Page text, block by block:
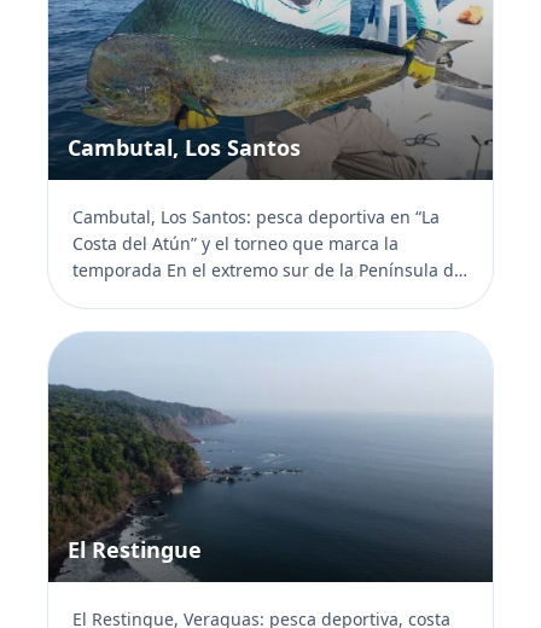
Cambutal, Los Santos
Cambutal, Los Santos: pesca deportiva en “La
Costa del Atún” y el torneo que marca la
temporada En el extremo sur de la Península de
El Restingue
El Restingue, Veraguas: pesca deportiva, costa